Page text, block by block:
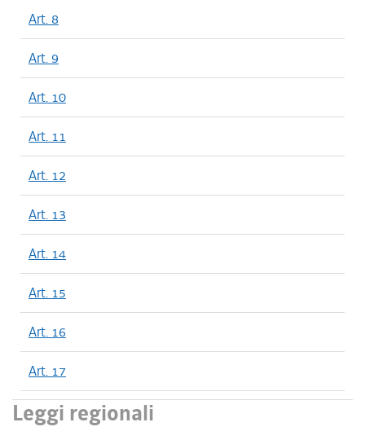
Art. 8
Art. 9
Art. 10
Art. 11
Art. 12
Art. 13
Art. 14
Art. 15
Art. 16
Art. 17
Leggi regionali